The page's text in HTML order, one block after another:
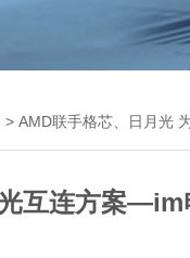
> AMD联手格芯、日月光
互连方案—im